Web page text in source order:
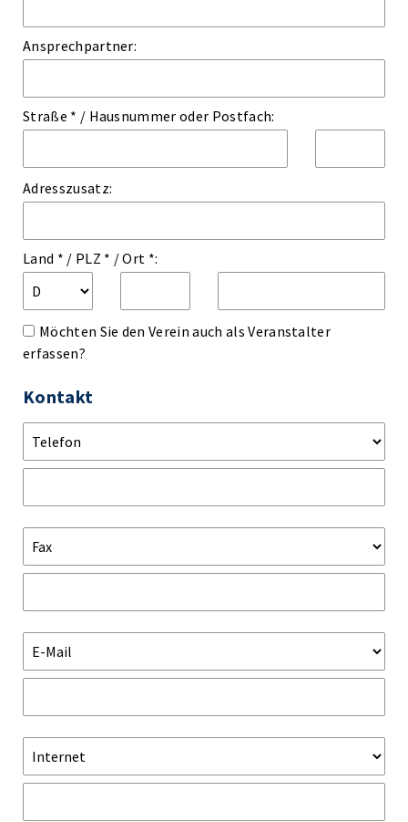
Ansprechpartner:
Straße * / Hausnummer oder Postfach:
Adresszusatz:
Land * / PLZ * /Ort *:
Möchten Sie den Verein auch als Veranstalter
erfassen?
Kontakt